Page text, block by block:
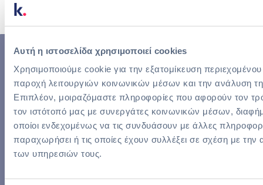
Αυτή η ιστοσελίδα χρησιμοποιεί cookies
Χρησιμοποιούμε cookie για την εξατομίκευση
παροχή λειτουργιών κοινωνικών μέσων και την ανάλυση
Επιπλέον, μοιραζόμαστε πληροφορίες που αφορούν τον
τον ιστότοπό μας με συνεργάτες κοινωνικών μέσων,
οποίοι ενδεχομένως να τις συνδυάσουν με άλλες
παραχωρήσει ή τις οποίες έχουν συλλέξει σε σχέση με
των υπηρεσιών τους.
Συμβουλευτείτε έναν
από
τους εξειδικευμένους
συνεργάτες μας για να